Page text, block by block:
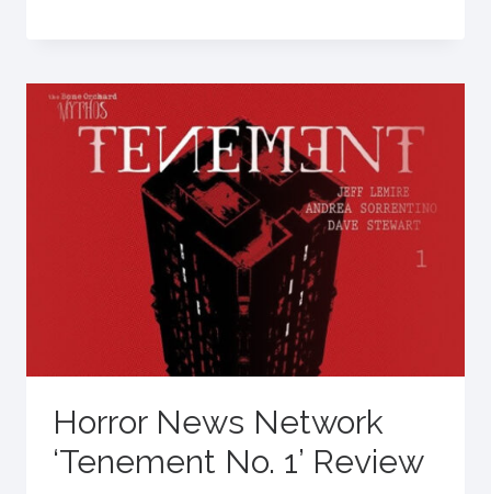
Horror News Network
‘Tenement No. 1’ Review